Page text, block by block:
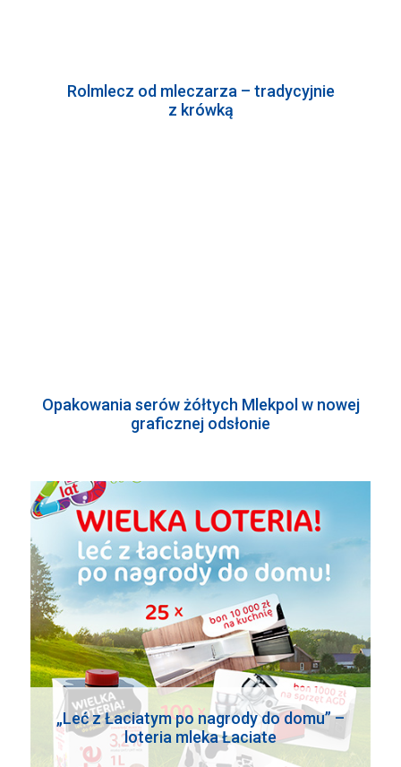
Rolmlecz od mleczarza – tradycyjnie
z krówką
Opakowania serów żółtych Mlekpol w nowej
graficznej odsłonie
„Leć z Łaciatym po nagrody do domu” –
loteria mleka Łaciate